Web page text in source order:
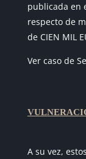
publicada en
respecto de
de CIEN MIL
Ver caso de
A su vez,